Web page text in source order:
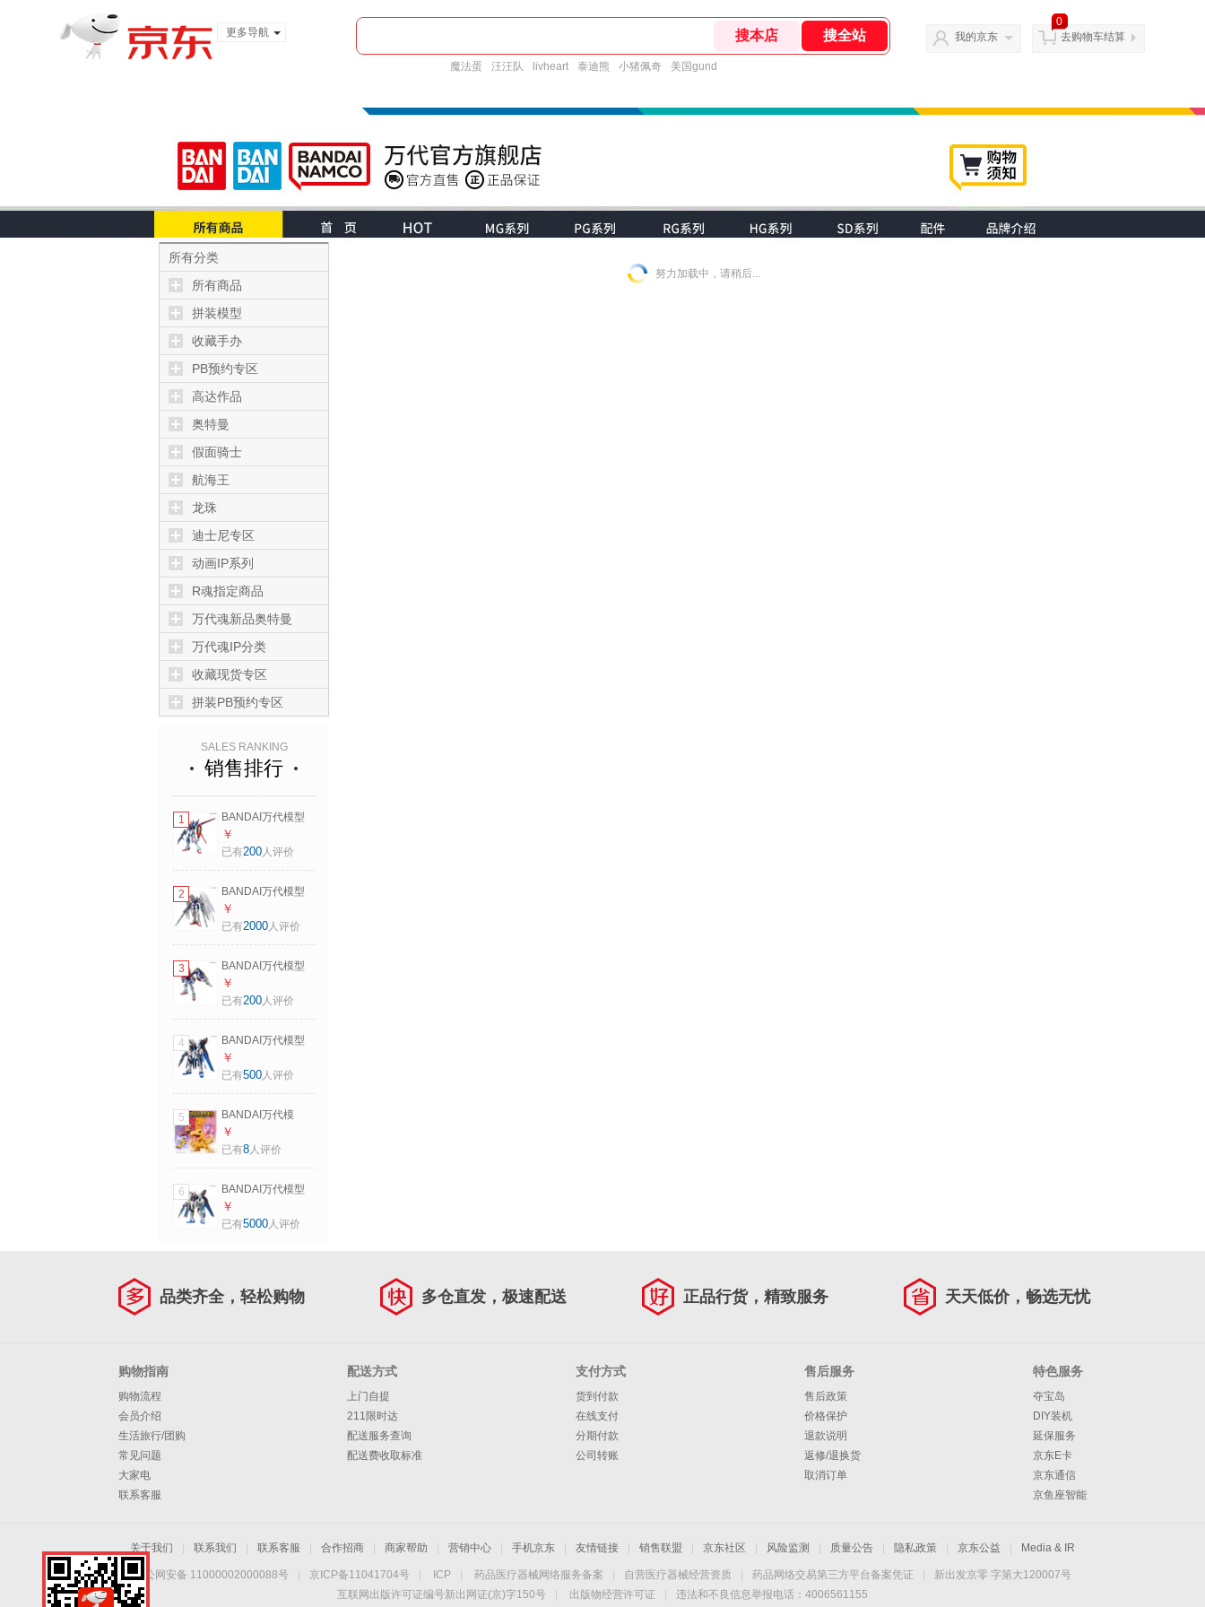
更多导航
魔法蛋 汪汪队 livheart 泰迪熊 小猪佩奇 美国gund
我的京东
0
去购物车结算
所有分类
所有商品
拼装模型
收藏手办
PB预约专区
高达作品
奥特曼
假面骑士
航海王
龙珠
迪士尼专区
动画IP系列
R魂指定商品
万代魂新品奥特曼
万代魂IP分类
收藏现货专区
拼装PB预约专区
SALES RANKING
销售排行
1
BANDAI万代模型
HGCE 1/144
FORCE 脉冲高
￥
已有200人评价
2
BANDAI万代模型
RG 1/144 零式飞翼
高达EW/GUNDAM
￥
已有2000人评价
3
BANDAI万代模型
MG 1/100 飞翼高达
KA版 /Gundam
￥
已有200人评价
4
BANDAI万代模型
HG 1/144 突击自由
高达 GUNDAM
￥
已有500人评价
5
BANDAI万代模
型 数码宝贝伙伴集
结Vol.1 盲盒 盲盒随
货） 盲盒随机不指
定（不支持七天无
理由退换货）
￥
已有8人评价
6
BANDAI万代模型
RG 1/144 突击自由
高达 强袭自由高达
￥
已有5000人评价
努力加载中，请稍后...
品类齐全，轻松购物 多仓直发，极速配送 正品行货，精致服务 天天低价，畅选无忧
购物指南
购物流程
会员介绍
生活旅行/团购
常见问题
大家电
联系客服
配送方式
上门自提
211限时达
配送服务查询
配送费收取标准
支付方式
货到付款
在线支付
分期付款
公司转账
售后服务
售后政策
价格保护
退款说明
返修/退换货
取消订单
特色服务
夺宝岛
DIY装机
延保服务
京东E卡
京东通信
京鱼座智能
关于我们 联系我们 联系客服 合作招商 商家帮助 营销中心 手机京东 友情链接 销售联盟 京东社区 风险监测 质量公告 隐私政策 京东公益 Media & IR
京公网安备 11000002000088号 京ICP备11041704号 ICP 药品医疗器械网络服务备案 自营医疗器械经营资质 药品网络交易第三方平台备案凭证
新出发京零 字第大120007号
互联网出版许可证编号新出网证(京)字150号
出版物经营许可证 违法和不良信息举报电话：4006561155